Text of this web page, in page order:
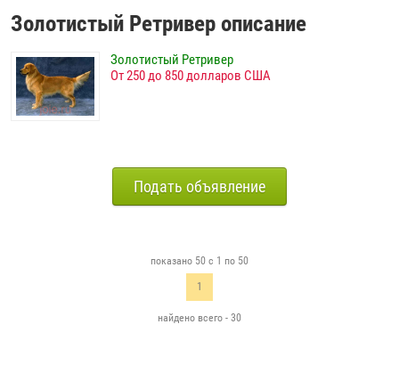
Золотистый Ретривер описание
Золотистый Ретривер
От 250 до 850 долларов США
Подать объявление
показано 50 с 1 по 50
1
найдено всего - 30